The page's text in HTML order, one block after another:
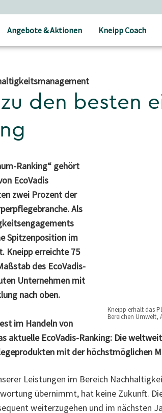
Angebote & Aktionen Kneipp Coach
den besten
Kneipp erhält das
Bereichen Umwelt,
Ranking“ gehört
EcoVadis
zwei Prozent der
Als
Spitzenposition im
erreichte 75
des EcoVadis-
Unternehmen mit
nach oben.
im Handeln von
aktuelle EcoVadis-Ranking: Die
mit der höchstmöglichen
Leistungen im Bereich
übernimmt, hat keine Zukunft.
weiterzugehen und im nächsten